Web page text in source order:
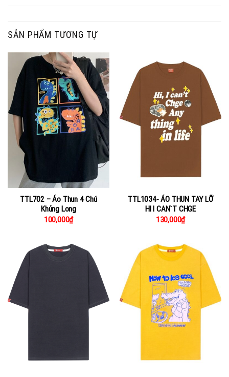
SẢN PHẨM TƯƠNG TỰ
TTL702 – Áo Thun 4 Chú
Khủng Long
100,000₫
TTL1034- ÁO THUN TAY LỠ
HI I CAN`T CHGE
130,000₫